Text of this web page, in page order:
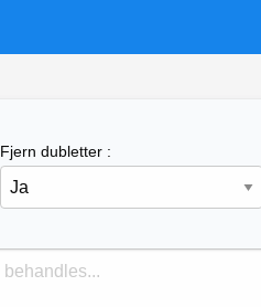
Fjern dubletter :